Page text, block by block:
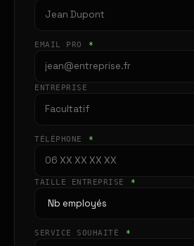
EMAIL PRO *
ENTREPRISE
TÉLÉPHONE *
TAILLE ENTREPRISE *
SERVICE SOUHAITÉ *